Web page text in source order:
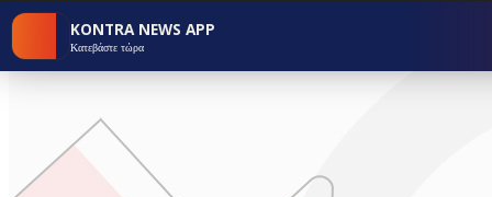
KONTRA NEWS APP
Κατεβάστε τώρα